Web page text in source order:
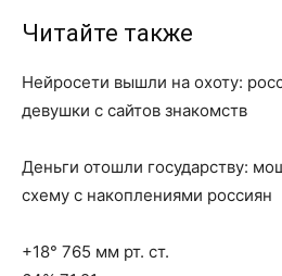
Читайте также
Нейросети вышли на охоту:
девушки с сайтов знакомств
Деньги отошли государству:
схему с накоплениями россиян
+18° 765 мм рт. ст.